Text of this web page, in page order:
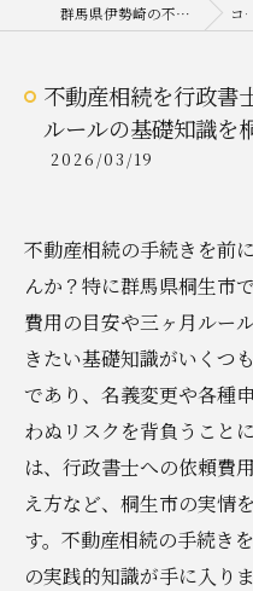
群馬県伊勢崎の不動産売却なら株式会社ベルシード コラム
不動産相続を行政書
ルールの基礎知識を
2026/03/19
不動産相続の手続きを前
んか？特に群馬県桐生市
費用の目安や三ヶ月ルー
きたい基礎知識がいくつ
であり、名義変更や各種
わぬリスクを背負うこと
は、行政書士への依頼費
え方など、桐生市の実情
す。不動産相続の手続き
の実践的知識が手に入りま